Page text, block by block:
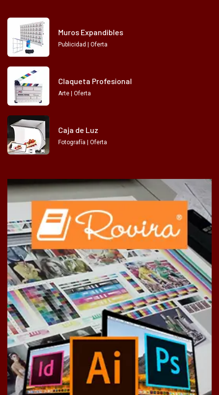
Muros Expandibles
Publicidad | Oferta
Claqueta Profesional
Arte | Oferta
Caja de Luz
Fotografía | Oferta